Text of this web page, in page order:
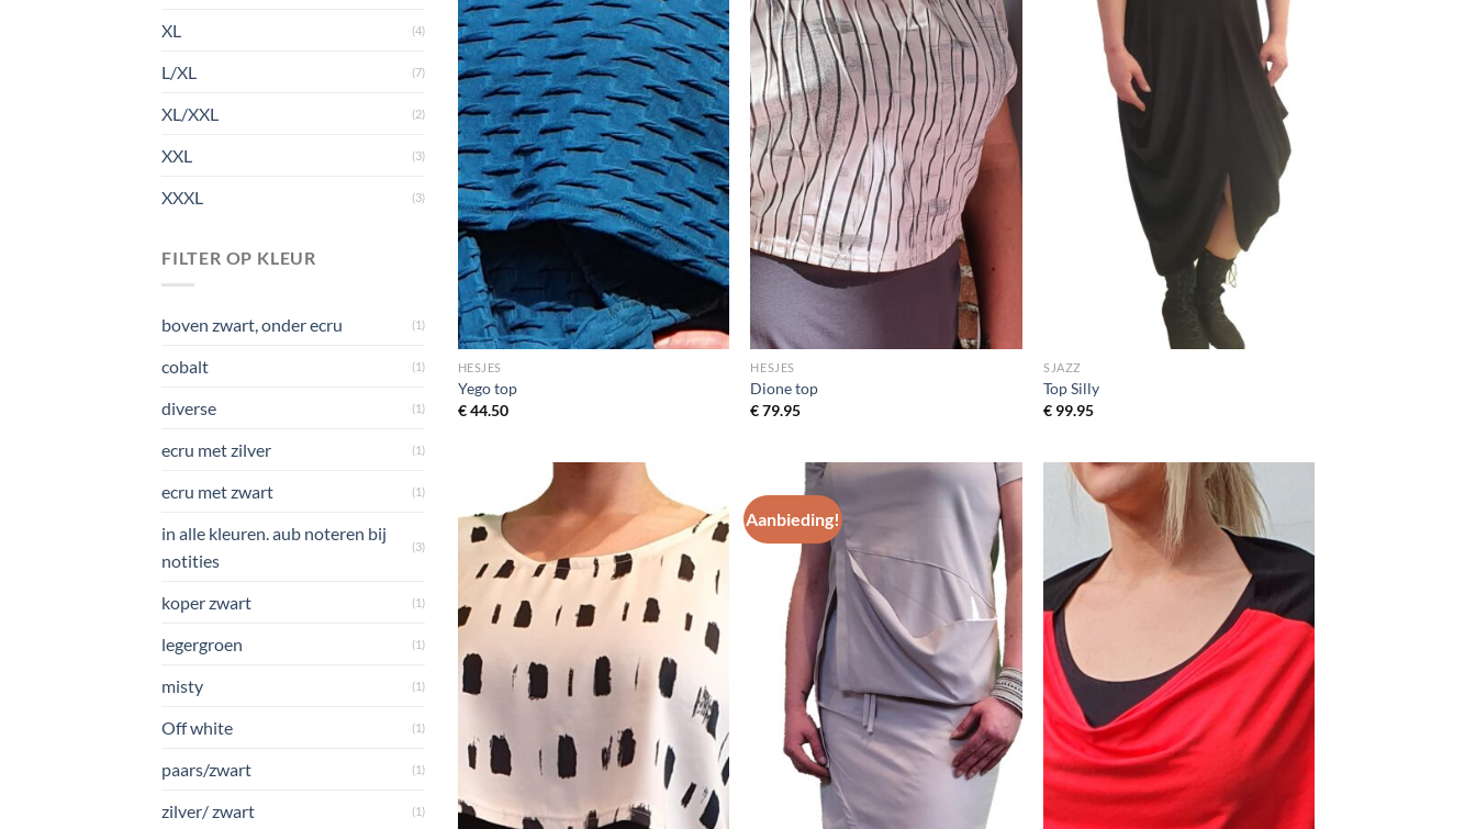
XL (4)
L/XL (7)
XL/XXL (2)
XXL (3)
XXXL (3)
FILTER OP KLEUR
boven zwart, onder ecru (1)
cobalt (1)
diverse (1)
ecru met zilver (1)
ecru met zwart (1)
in alle kleuren. aub noteren bij
notities
(3)
koper zwart (1)
legergroen (1)
misty (1)
Off white (1)
paars/zwart (1)
zilver/ zwart (1)
HESJES
Yego top
€44.50
HESJES
Dione top
€79.95
SJAZZ
Top Silly
€ 99.95
Toevoegen
aan
wenslijst
Aanbieding!
Toevoegen
aan
wenslijst
Toevoegen
aan
wenslijst